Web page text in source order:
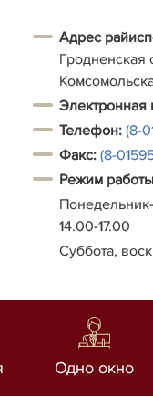
Адрес
Гродненская
Электронная
Телефон: (8-
Факс: (8-
Режим
14.00-17.00
Суббота,
Одно окно